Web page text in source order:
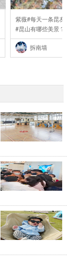
紫薇#每天一条昆友
#昆山有哪些美景？
拆南墙